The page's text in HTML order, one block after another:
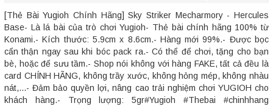
[Thẻ Bài Yugioh Chính Hãng] Sky Striker Mecharmory - Hercules
Base- Là lá bài của trò chơi Yugioh- Thẻ bài chính hãng 100% từ
Konami.- Kích thước: 5.9cm x 8.6cm.- Hàng mới 99%.- Được bọc
cẩn thận ngay sau khi bóc pack ra.- Có thể để chơi, tặng cho bạn
bè, hoặc để sưu tầm.- Shop nói không với hàng FAKE, tất cả đều là
card CHÍNH HÃNG, không trầy xước, không hỏng mép, không nhàu
nát,...- Đảm bảo quyền lợi, nâng cao trải nghiệm chơi YUGIOH cho
khách hàng.- Trọng lượng: 5gr#Yugioh #Thebai #chinhhang